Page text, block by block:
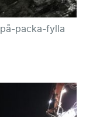
packa-fylla